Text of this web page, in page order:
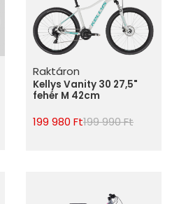
Raktáron
Kellys Vanity 30 27,5"
fehér M 42cm
199 980 Ft199 990 Ft